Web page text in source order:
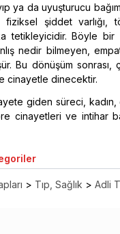
ya da uyuşturucu
fiziksel şiddet varlığı,
tetikleyicidir. Böyle bir
nedir bilmeyen,
Bu dönüşüm sonrası,
cinayetle dinecektir.
giden süreci,
cinayetleri ve intihar
> Tıp, Sağlık > Adli